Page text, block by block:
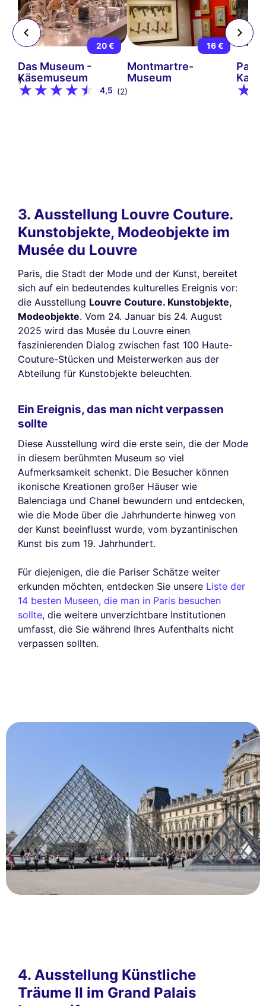
(12)
20 €
Das Museum -
Käsemuseum
4,5 (2)
16 €
Montmartre-
Museum
3. Ausstellung Louvre Couture.
Kunstobjekte, Modeobjekte im
Musée du Louvre
Paris, die Stadt der Mode und der Kunst, bereitet
sich auf ein bedeutendes kulturelles Ereignis vor:
die Ausstellung Louvre Couture. Kunstobjekte,
Modeobjekte. Vom 24. Januar bis 24. August
2025 wird das Musée du Louvre einen
faszinierenden Dialog zwischen fast 100 Haute-
Couture-Stücken und Meisterwerken aus der
Abteilung für Kunstobjekte beleuchten.
Ein Ereignis, das man nicht verpassen
sollte
Diese Ausstellung wird die erste sein, die der Mode
in diesem berühmten Museum so viel
Aufmerksamkeit schenkt. Die Besucher können
ikonische Kreationen großer Häuser wie
Balenciaga und Chanel bewundern und entdecken,
wie die Mode über die Jahrhunderte hinweg von
der Kunst beeinflusst wurde, vom byzantinischen
Kunst bis zum 19. Jahrhundert.
Für diejenigen, die die Pariser Schätze weiter
erkunden möchten, entdecken Sie unsere Liste der
14 besten Museen, die man in Paris besuchen
sollte, die weitere unverzichtbare Institutionen
umfasst, die Sie während Ihres Aufenthalts nicht
verpassen sollten.
4. Ausstellung Künstliche
Träume II im Grand Palais